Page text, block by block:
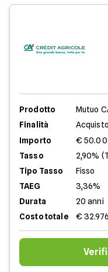
Prodotto
Mutuo
Finalità
Importo
€
Tasso
2,90%
Tipo Tasso
Fisso
TAEG
3,36%
Durata
20 anni
Costo totale
€